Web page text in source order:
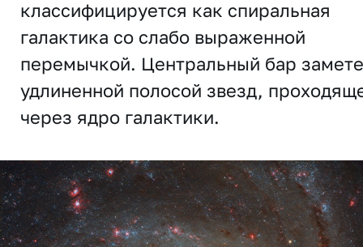
классифицируется как спиральная
галактика со слабо выраженной
перемычкой. Центральный бар
удлиненной полосой звезд,
через ядро ​​галактики.